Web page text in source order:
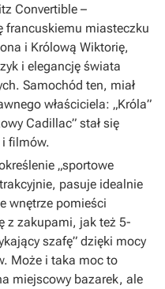
Convertible –
francuskiemu miasteczku
i Królową Wiktorię,
i elegancję świata
Samochód ten, miał
właściciela: „Króla”
Cadillac” stał się
filmów.
„sportowe
pasuje idealnie
wnętrze pomieści
z zakupami, jak też 5-
szafę” dzięki mocy
Może i taka moc to
miejscowy bazarek, ale